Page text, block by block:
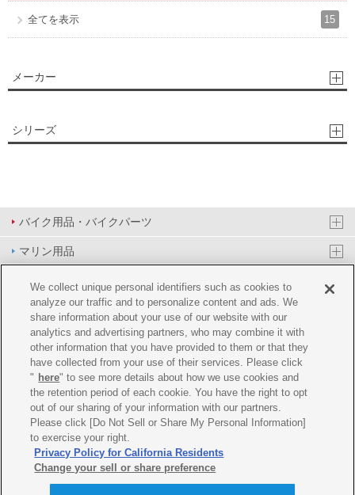
全てを表示 15
メーカー
シリーズ
バイク用品・バイクパーツ
マリン用品
PAS/YPJ用品
その他用品
イベント&エンターテイメント
オンラインショップ
企業情報
ご利用規約 推薦環境 プライバシーポリシー Cookie ポリシー
We collect unique personal identifiers such as cookies to
analyze our traffic and to personalize content and ads. We
share information about your use of our website with our
analytics and advertising partners, who may combine it with
other information that you have provided to them or that they
have collected from your use of their services. Please click
" here" to see more details about how we use cookies and
the retention period of each cookie. You have the right to opt
out of our sharing of your information with our partners.
Please click [Do Not Sell or Share My Personal Information]
to exercise your right.
Privacy Policy for California Residents
Change your sell or share preference